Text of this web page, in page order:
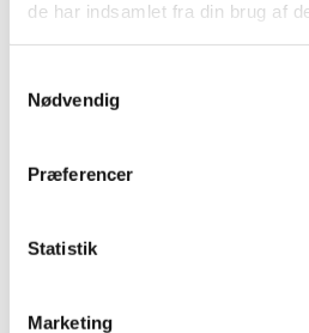
de har indsamlet fra din brug af
Nødvendig
Præferencer
Statistik
Marketing
stefgid@gmail.com for